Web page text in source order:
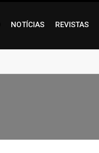
NOTÍCIAS REVISTAS